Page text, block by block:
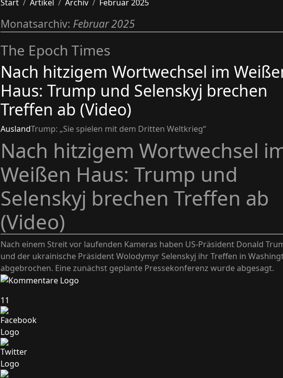
Start Artikel Archiv Februar 2025
Monatsarchiv: Februar 2025
The Epoch Times
Nach hitzigem Wortwechsel im
Haus: Trump und Selenskyj brechen
Treffen ab (Video)
AuslandTrump: „Sie spielen mit dem Dritten Weltkrieg“
Nach hitzigem Wortwechsel
Weißen Haus: Trump und
Selenskyj brechen Treffen ab
(Video)
Nach einem Streit vor laufenden Kameras haben US-Präsident Donald
und der ukrainische Präsident Wolodymyr Selenskyj ihr Treffen in
abgebrochen. Eine zunächst geplante Pressekonferenz wurde abgesagt.
11